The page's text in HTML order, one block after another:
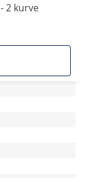
2 kurve